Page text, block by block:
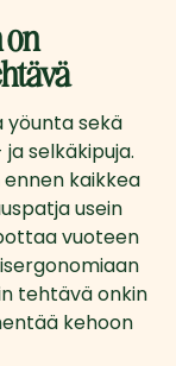
yöunta sekä
selkäkipuja.
kaikkea
usein
vuoteen
tehtävä onkin
kehoon